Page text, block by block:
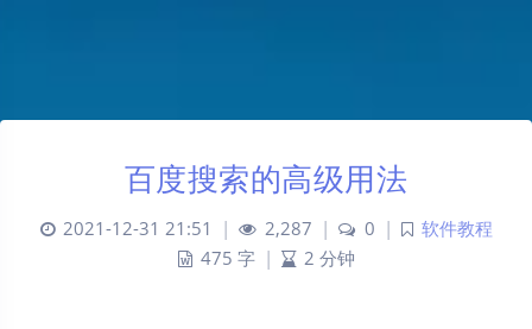
百度搜索的高级用法
2021-12-31 21:51 2,287 0
软件教程
475 字
2 分钟